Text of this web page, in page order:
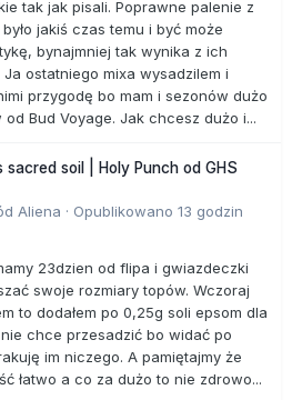
tak jak pisali. Poprawne palenie z
jakiś czas temu i być może
bynajmniej tak wynika z ich
ostatniego mixa wysadzilem i
przygodę bo mam i sezonów dużo
Bud Voyage. Jak chcesz dużo i...
sacred soil | Holy Punch od GHS
Aliena · Opublikowano 13 godzin
23dzien od flipa i gwiazdeczki
swoje rozmiary topów. Wczoraj
to dodałem po 0,25g soli epsom dla
chce przesadzić bo widać po
im niczego. A pamiętajmy że
łatwo a co za dużo to nie zdrowo...